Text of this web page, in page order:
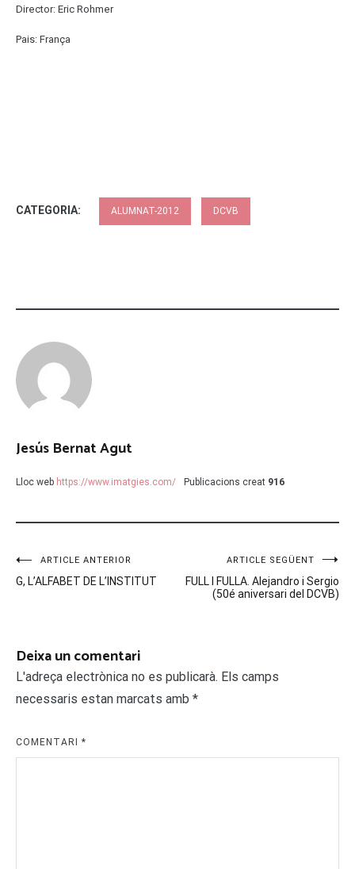
Director: Eric Rohmer
Pais: França
CATEGORIA: ALUMNAT-2012 DCVB
Jesús Bernat Agut
Lloc web https://www.imatgies.com/ Publicacions creat 916
Navegació
d'entrades
ARTICLE ANTERIOR
G, L’ALFABET DE L’INSTITUT
ARTICLE SEGÜENT
FULL I FULLA. Alejandro i Sergio
(50é aniversari del DCVB)
Deixa un comentari
L'adreça electrònica no es publicarà. Els camps
necessaris estan marcats amb *
COMENTARI *